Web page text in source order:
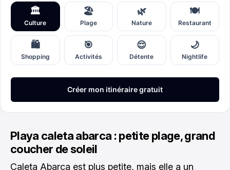
Playa caleta abarca : petite plage, grand
coucher de soleil
Caleta Abarca est plus petite, mais elle a un